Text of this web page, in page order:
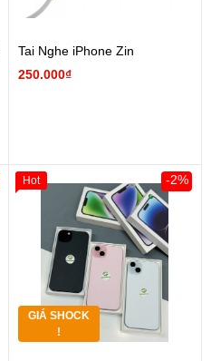
Tai Nghe iPhone Zin
250.000₫
GIÁ SHOCK
!
-2%
Hot